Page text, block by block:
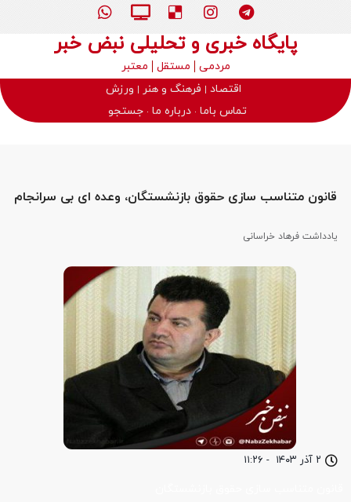
پایگاه خبری و تحلیلی نبض خبر
مردمی مستقل
معتبر
اقتصاد
فرهنگ و هنر
ورزش
تماس باما درباره ما جستجو
۲ آذر ۱۴۰۳ - ۱۱:۲۶
قانون متناسب سازی حقوق بازنشستگان، وعده ای بی سرانجام
یادداشت فرهاد خراسانی